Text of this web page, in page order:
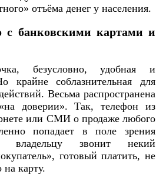
отъёма денег у населения.
с банковскими картами и
безусловно, удобная и
крайне соблазнительная для
Весьма распространена
доверии». Так, телефон из
или СМИ о продаже любого
попадает в поле зрения
звонит некий
готовый платить, не
на карту.